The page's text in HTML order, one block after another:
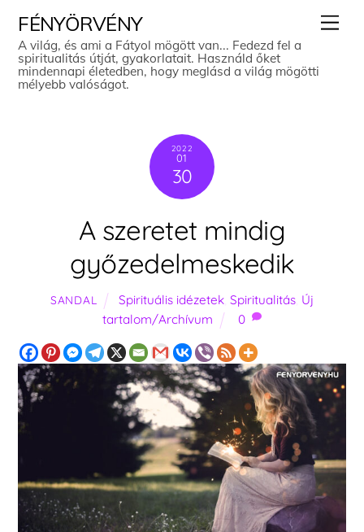
content
FÉNYÖRVÉNY
A világ, és ami a Fátyol mögött van... Fedezd fel a
spiritualitás útját, gyakorlatait. Használd őket
mindennapi életedben, hogy meglásd a világ mögötti
mélyebb valóságot.
2022
01
30
A szeretet mindig
győzedelmeskedik
SANDAL Spirituális idézetek, Spiritualitás, Új
tartalom/Archívum
0